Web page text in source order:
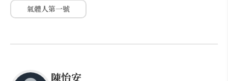
氣體人第一號
陳怡安